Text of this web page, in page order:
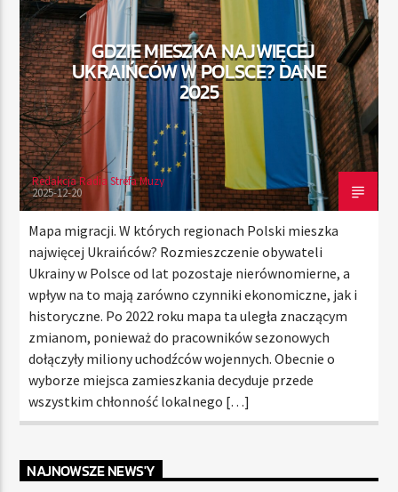
TERAZ
RADIO STREFA MUZY
21:00 24:00
GDZIE MIESZKA NAJWIĘCEJ
UKRAIŃCÓW W POLSCE? DANE
2025
Redakcja Radia Strefa Muzy
2025-12-20
Mapa migracji. W których regionach Polski mieszka
najwięcej Ukraińców? Rozmieszczenie obywateli
Ukrainy w Polsce od lat pozostaje nierównomierne, a
wpływ na to mają zarówno czynniki ekonomiczne, jak i
historyczne. Po 2022 roku mapa ta uległa znaczącym
zmianom, ponieważ do pracowników sezonowych
dołączyły miliony uchodźców wojennych. Obecnie o
wyborze miejsca zamieszkania decyduje przede
wszystkim chłonność lokalnego […]
NAJNOWSZE NEWS'Y